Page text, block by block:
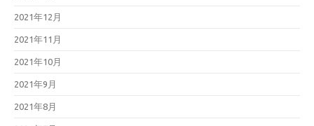
2021年12月
2021年11月
2021年10月
2021年9月
2021年8月